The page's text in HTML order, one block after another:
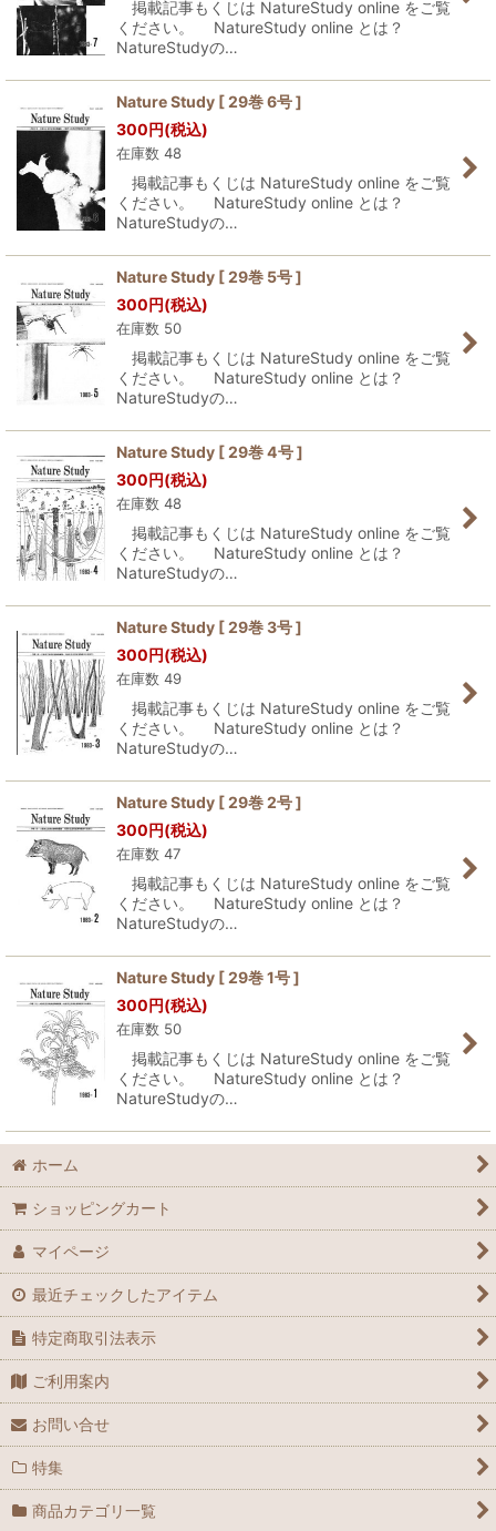
掲載記事もくじは NatureStudy online をご覧
ください。 NatureStudy online とは？
NatureStudyの…
Nature Study [ 29巻 6号 ]
300円(税込)
在庫数 48
掲載記事もくじは NatureStudy online をご覧
ください。 NatureStudy online とは？
NatureStudyの…
Nature Study [ 29巻 5号 ]
300円(税込)
在庫数 50
掲載記事もくじは NatureStudy online をご覧
ください。 NatureStudy online とは？
NatureStudyの…
Nature Study [ 29巻 4号 ]
300円(税込)
在庫数 48
掲載記事もくじは NatureStudy online をご覧
ください。 NatureStudy online とは？
NatureStudyの…
Nature Study [ 29巻 3号 ]
300円(税込)
在庫数 49
掲載記事もくじは NatureStudy online をご覧
ください。 NatureStudy online とは？
NatureStudyの…
Nature Study [ 29巻 2号 ]
300円(税込)
在庫数 47
掲載記事もくじは NatureStudy online をご覧
ください。 NatureStudy online とは？
NatureStudyの…
Nature Study [ 29巻 1号 ]
300円(税込)
在庫数 50
掲載記事もくじは NatureStudy online をご覧
ください。 NatureStudy online とは？
NatureStudyの…
ホーム
ショッピングカート
マイページ
最近チェックしたアイテム
特定商取引法表示
ご利用案内
お問い合せ
特集
商品カテゴリ一覧